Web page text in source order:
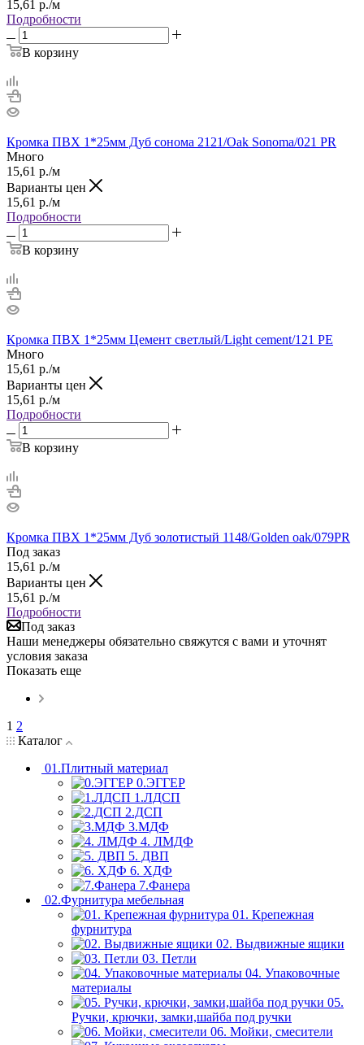
15,61 р./м
Подробности
В корзину
Кромка ПВХ 1*25мм Дуб сонома 2121/Оak Sonoma/021 PR
Много
15,61 р./м
Варианты цен
15,61 р./м
Подробности
В корзину
Кромка ПВХ 1*25мм Цемент светлый/Light cement/121 РЕ
Много
15,61 р./м
Варианты цен
15,61 р./м
Подробности
В корзину
Кромка ПВХ 1*25мм Дуб золотистый 1148/Golden oak/079PR
Под заказ
15,61 р./м
Варианты цен
15,61 р./м
Подробности
Под заказ
Наши менеджеры обязательно свяжутся с вами и уточнят
условия заказа
Показать еще
1 2
Каталог
01.Плитный материал
0.ЭГГЕР
1.ЛДСП
2.ДСП
3.МДФ
4. ЛМДФ
5. ДВП
6. ХДФ
7.Фанера
02.Фурнитура мебельная
01. Крепежная
фурнитура
02. Выдвижные ящики
03. Петли
04. Упаковочные
материалы
05.
Ручки, крючки, замки,шайба под ручки
06. Мойки, смесители